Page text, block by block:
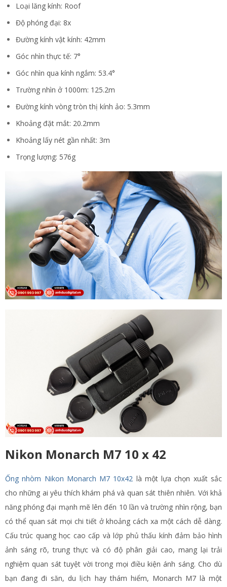
Loại lăng kính: Roof
Độ phóng đại: 8x
Đường kính vật kính: 42mm
Góc nhìn thực tế: 7°
Góc nhìn qua kính ngắm: 53.4°
Trường nhìn ở 1000m: 125.2m
Đường kính vòng tròn thị kính ảo: 5.3mm
Khoảng đặt mắt: 20.2mm
Khoảng lấy nét gần nhất: 3m
Trọng lượng: 576g
Nikon Monarch M7 10 x 42
Ống nhòm Nikon Monarch M7 10x42 là một lựa chọn xuất sắc
cho những ai yêu thích khám phá và quan sát thiên nhiên. Với khả
năng phóng đại mạnh mẽ lên đến 10 lần và trường nhìn rộng, bạn
có thể quan sát mọi chi tiết ở khoảng cách xa một cách dễ dàng.
Cấu trúc quang học cao cấp và lớp phủ thấu kính đảm bảo hình
ảnh sáng rõ, trung thực và có độ phân giải cao, mang lại trải
nghiệm quan sát tuyệt vời trong mọi điều kiện ánh sáng. Cho dù
bạn đang đi săn, du lịch hay thám hiểm, Monarch M7 là một